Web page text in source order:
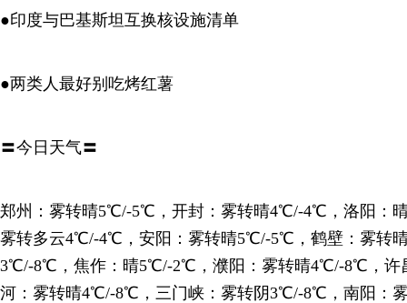
●印度与巴基斯坦互换核设施清单
●两类人最好别吃烤红薯
〓今日天气〓
郑州：雾转晴5℃/-5℃，开封：雾转晴4℃/-4℃，洛阳：
雾转多云4℃/-4℃，安阳：雾转晴5℃/-5℃，鹤壁：雾转
3℃/-8℃，焦作：晴5℃/-2℃，濮阳：雾转晴4℃/-8℃，许
河：雾转晴4℃/-8℃，三门峡：雾转阴3℃/-8℃，南阳：